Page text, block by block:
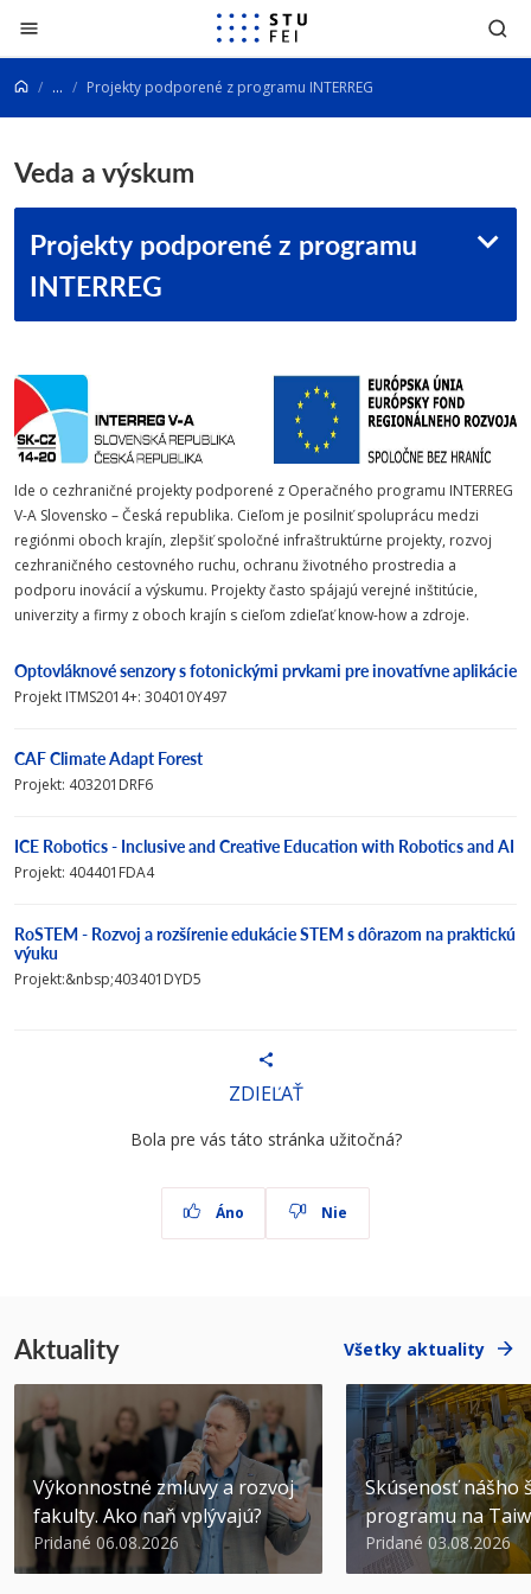
Prejsť na obsah
... Projekty podporené z programu INTERREG
Veda a výskum
Projekty podporené z programu
INTERREG
Ide o cezhraničné projekty podporené z Operačného programu INTERREG
V-A Slovensko – Česká republika. Cieľom je posilniť spoluprácu medzi
regiónmi oboch krajín, zlepšiť spoločné infraštruktúrne projekty, rozvoj
cezhraničného cestovného ruchu, ochranu životného prostredia a
podporu inovácií a výskumu. Projekty často spájajú verejné inštitúcie,
univerzity a firmy z oboch krajín s cieľom zdieľať know-how a zdroje.
Optovláknové senzory s fotonickými prvkami pre inovatívne aplikácie
Projekt ITMS2014+: 304010Y497
CAF Climate Adapt Forest
Projekt: 403201DRF6
ICE Robotics - Inclusive and Creative Education with Robotics and AI
Projekt: 404401FDA4
RoSTEM - Rozvoj a rozšírenie edukácie STEM s dôrazom na praktickú
výuku
Projekt:&nbsp;403401DYD5
ZDIEĽAŤ
Bola pre vás táto stránka užitočná?
Áno Nie
Aktuality Všetky aktuality
Výkonnostné zmluvy a rozvoj
fakulty. Ako naň vplývajú?
Pridané 06.08.2026
Skúsenosť nášho
programu na
Pridané 03.08.2026